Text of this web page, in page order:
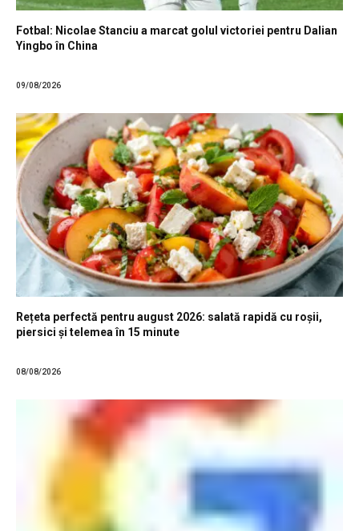
Fotbal: Nicolae Stanciu a marcat golul victoriei pentru Dalian
Yingbo în China
09/08/2026
Rețeta perfectă pentru august 2026: salată rapidă cu roșii,
piersici și telemea în 15 minute
08/08/2026